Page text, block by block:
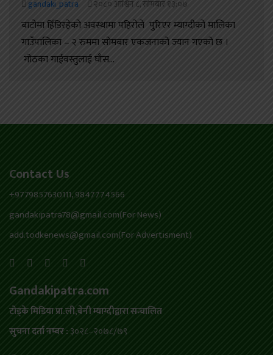
gandaki_patra २०८० आश्विन ८, सोमबार १३:०७
बाटोमा हिँडिरहेको अवस्थामा पहिरोले पुरिएर म्याग्दीको मालिका
गाउँपालिका – २ रुममा सोमबार एकजनाको ज्यान गएको छ ।
गोठका गाईवस्तुलाई घाँस...
Contact Us
+9779857630111, 9847774566
gandakipatra78@gmail.com(For News)
add.todkenews@gmail.com(For Advertisment)
Gandakipatra.com
टोड्के मिडिया प्रा.ली,बेनी म्याग्दीद्वारा सन्चालित
सुचना दर्ता नम्बर : ३०२८–२०७८/७९